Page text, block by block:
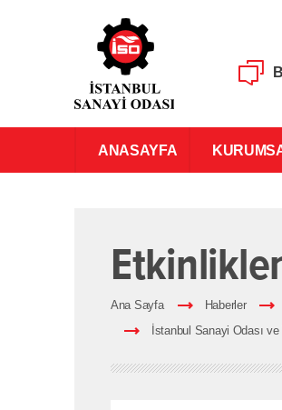
ANASAYFA
Ana Sayfa Haberler
İstanbul Sanayi Odası